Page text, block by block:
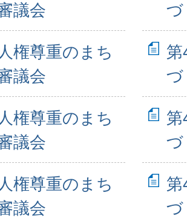
議会
づ
権尊重のまち
議会
づ
権尊重のまち
議会
づ
権尊重のまち
議会
づ